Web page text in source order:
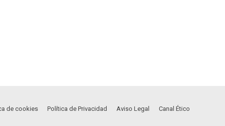
de cookies Política de Privacidad Aviso Legal Canal Ético